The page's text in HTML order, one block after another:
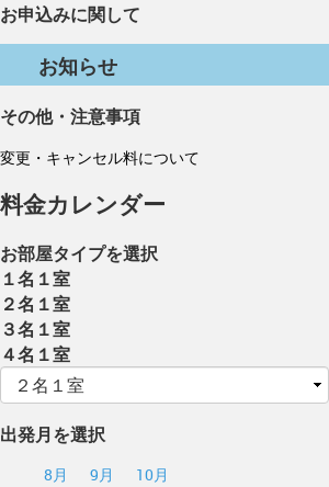
お申込みに関して
お知らせ
その他・注意事項
変更・キャンセル料について
料金カレンダー
お部屋タイプを選択
１名１室
２名１室
３名１室
４名１室
出発月を選択
8月 9月
10月